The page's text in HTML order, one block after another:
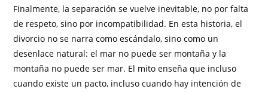
Finalmente, la separación se vuelve inevitable, no por falta
de respeto, sino por incompatibilidad. En esta historia, el
divorcio no se narra como escándalo, sino como un
desenlace natural: el mar no puede ser montaña y la
montaña no puede ser mar. El mito enseña que incluso
cuando existe un pacto, incluso cuando hay intención de